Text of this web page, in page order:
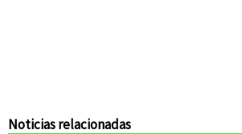
Noticias relacionadas